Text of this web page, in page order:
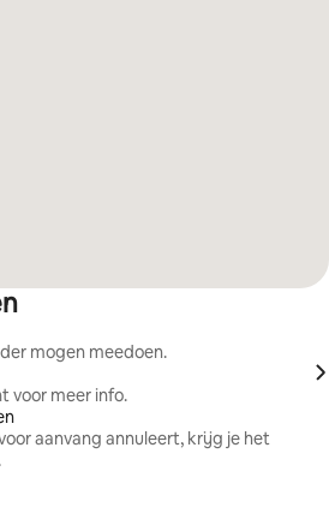
mogen meedoen.
voor meer info.
aanvang annuleert, krijg je het